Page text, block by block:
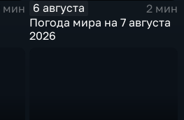
мин
6 августа
2 мин
Погода мира на 7 августа
2026